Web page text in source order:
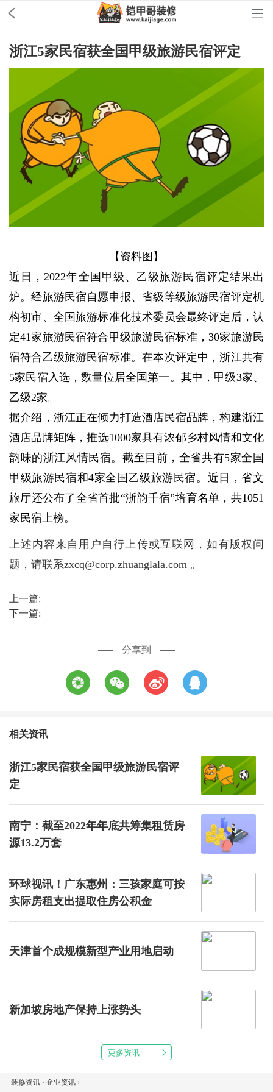
浙江5家民宿获全国甲级旅游民宿评定
【资料图】
近日，2022年全国甲级、乙级旅游民宿评定结果出
炉。经旅游民宿自愿申报、省级等级旅游民宿评定机
构初审、全国旅游标准化技术委员会最终评定后，认
定41家旅游民宿符合甲级旅游民宿标准，30家旅游民
宿符合乙级旅游民宿标准。在本次评定中，浙江共有
5家民宿入选，数量位居全国第一。其中，甲级3家、
乙级2家。
据介绍，浙江正在倾力打造酒店民宿品牌，构建浙江
酒店品牌矩阵，推选1000家具有浓郁乡村风情和文化
韵味的浙江风情民宿。截至目前，全省共有5家全国
甲级旅游民宿和4家全国乙级旅游民宿。近日，省文
旅厅还公布了全省首批“浙韵千宿”培育名单，共1051
家民宿上榜。
上述内容来自用户自行上传或互联网，如有版权问
题，请联系zxcq@corp.zhuanglala.com 。
上一篇:
下一篇:
分享到
相关资讯
浙江5家民宿获全国甲级旅游民宿评
定
南宁：截至2022年年底共筹集租赁房
源13.2万套
环球视讯！广东惠州：三孩家庭可按
实际房租支出提取住房公积金
天津首个成规模新型产业用地启动
新加坡房地产保持上涨势头
更多资讯
装修资讯 › 企业资讯 ›